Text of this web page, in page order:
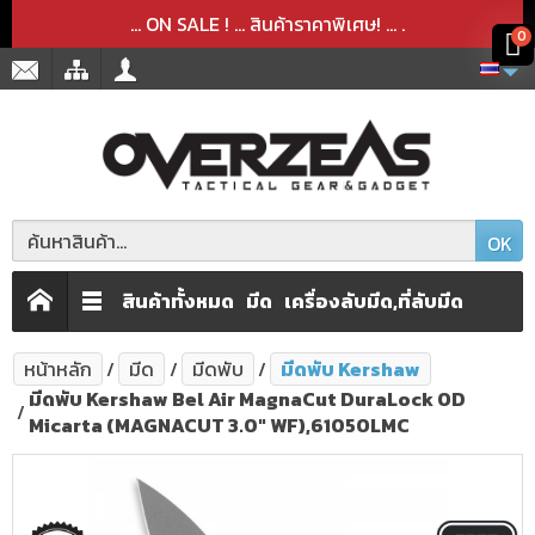
... ON SALE ! ... สินค้าราคาพิเศษ! ... .
OK
สินค้าทั้งหมด มีด เครื่องลับมีด,ที่ลับมีด
หน้าหลัก มีด มีดพับ
มีดพับ Kershaw
มีดพับ Kershaw Bel Air MagnaCut DuraLock OD
Micarta (MAGNACUT 3.0" WF),6105OLMC
สินค้าได้เพิ่มลงในตะกร้าเรียบร้อยแล้ว
สินค้าได้ถูกลบออกจากตะกร้าเรียบร้อยแล้ว
0